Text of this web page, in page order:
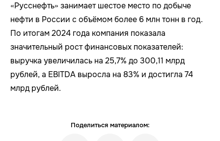
«Русснефть» занимает шестое место по добыче
нефти в России с объёмом более 6 млн тонн в год.
По итогам 2024 года компания показала
значительный рост финансовых показателей:
выручка увеличилась на 25,7% до 300,11 млрд
рублей, а EBITDA выросла на 83% и достигла 74
млрд рублей.
Поделиться материалом: